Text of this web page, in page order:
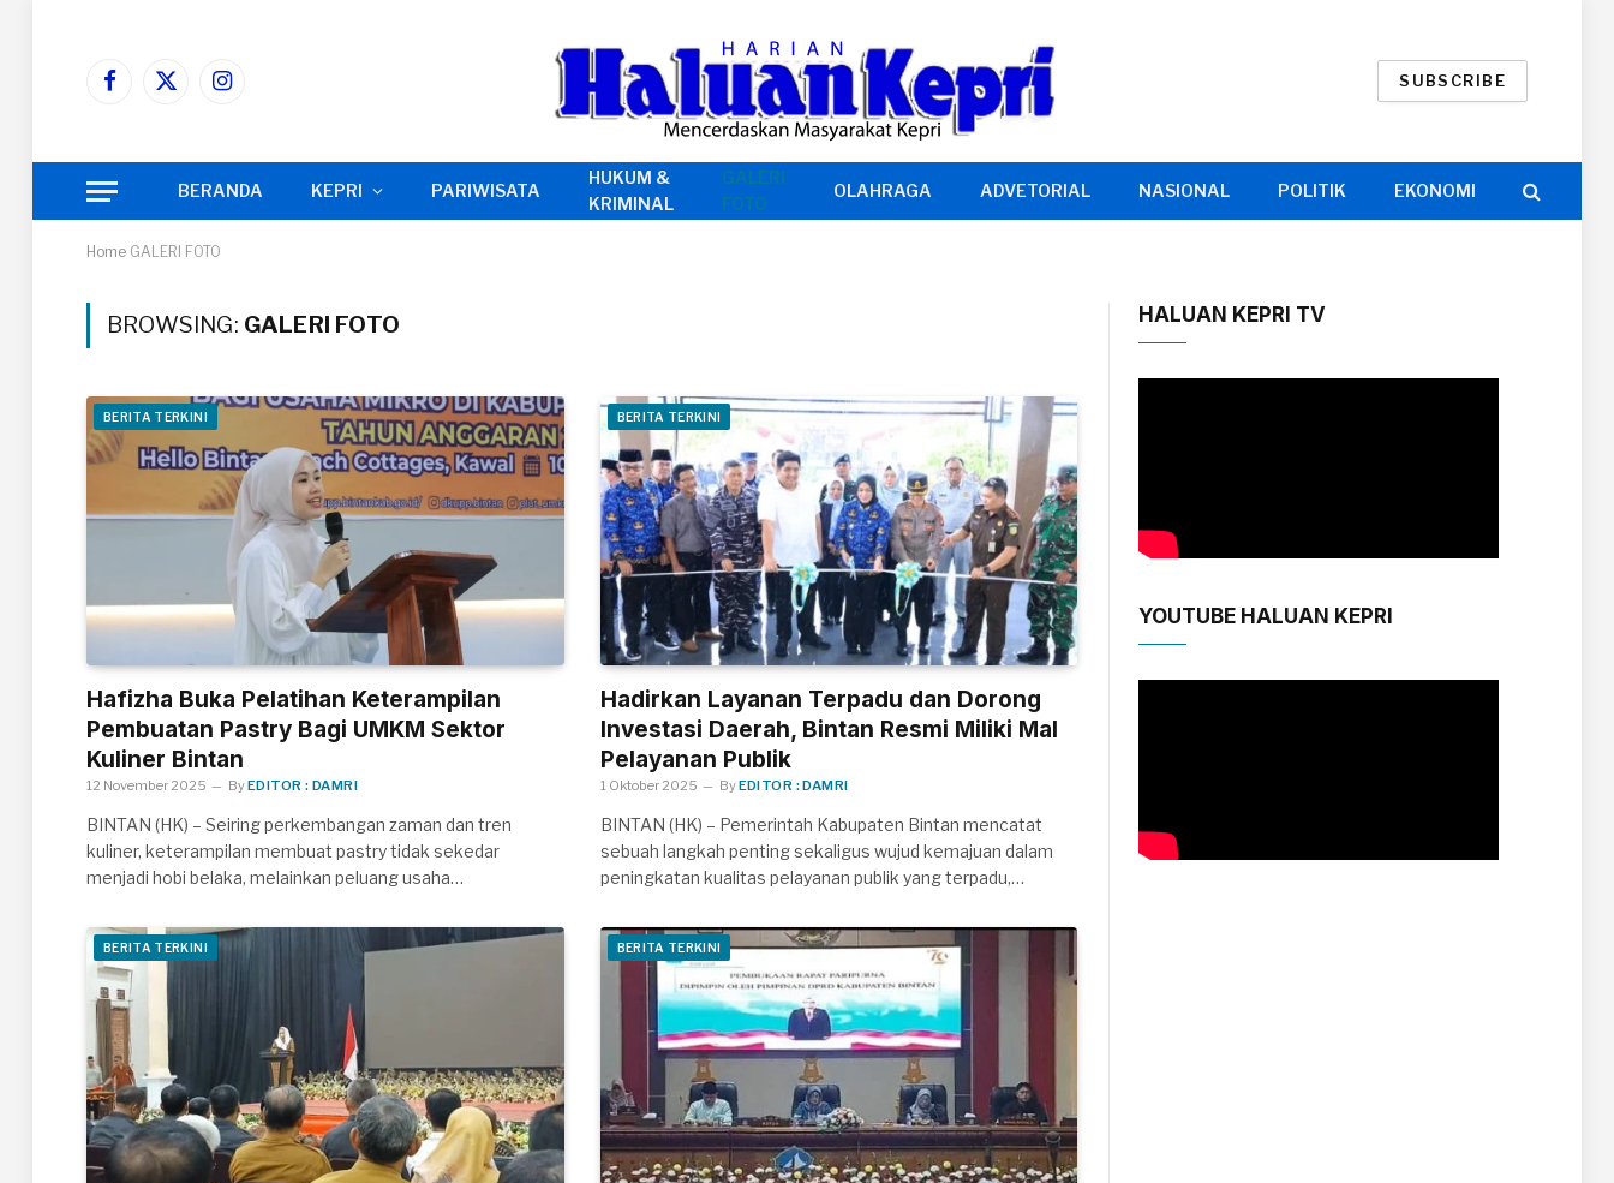
Facebook
X
Instagram
SUBSCRIBE
BERANDA KEPRI PARIWISATA
HUKUM &
KRIMINAL
GALERI
FOTO
OLAHRAGA ADVETORIAL NASIONAL POLITIK EKONOMI
Home GALERI FOTO
BROWSING: GALERI FOTO
BERITA TERKINI
Hafizha Buka Pelatihan Keterampilan
Pembuatan Pastry Bagi UMKM Sektor
Kuliner Bintan
12 November 2025 ByEDITOR : DAMRI
BINTAN (HK) – Seiring perkembangan zaman dan tren
kuliner, keterampilan membuat pastry tidak sekedar
menjadi hobi belaka, melainkan peluang usaha…
BERITA TERKINI
Hadirkan Layanan Terpadu dan Dorong
Investasi Daerah, Bintan Resmi Miliki Mal
Pelayanan Publik
1 Oktober 2025 ByEDITOR : DAMRI
BINTAN (HK) – Pemerintah Kabupaten Bintan mencatat
sebuah langkah penting sekaligus wujud kemajuan dalam
peningkatan kualitas pelayanan publik yang terpadu,…
BERITA TERKINI BERITA TERKINI
HALUAN KEPRI TV
YOUTUBE HALUAN KEPRI